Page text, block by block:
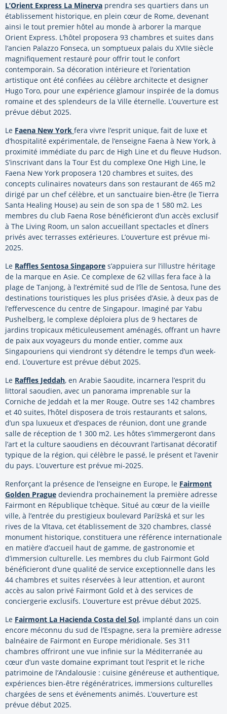
L’Orient Express La Minerva prendra ses quartiers dans un
établissement historique, en plein cœur de Rome, devenant
ainsi le tout premier hôtel au monde à arborer la marque
Orient Express. L’hôtel proposera 93 chambres et suites dans
l’ancien Palazzo Fonseca, un somptueux palais du XVIIe siècle
magnifiquement restauré pour offrir tout le confort
contemporain. Sa décoration intérieure et l’orientation
artistique ont été confiées au célèbre architecte et designer
Hugo Toro, pour une expérience glamour inspirée de la domus
romaine et des splendeurs de la Ville éternelle. L’ouverture est
prévue début 2025.
Le Faena New York fera vivre l’esprit unique, fait de luxe et
d’hospitalité expérimentale, de l’enseigne Faena à New York, à
proximité immédiate du parc de High Line et du fleuve Hudson.
S’inscrivant dans la Tour Est du complexe One High Line, le
Faena New York proposera 120 chambres et suites, des
concepts culinaires novateurs dans son restaurant de 465 m2
dirigé par un chef célèbre, et un sanctuaire bien-être (le Tierra
Santa Healing House) au sein de son spa de 1 580 m2. Les
membres du club Faena Rose bénéficieront d’un accès exclusif
à The Living Room, un salon accueillant spectacles et dîners
privés avec terrasses extérieures. L’ouverture est prévue mi-
2025.
Le Raffles Sentosa Singapore s’appuiera sur l’illustre héritage
de la marque en Asie. Ce complexe de 62 villas fera face à la
plage de Tanjong, à l’extrémité sud de l’île de Sentosa, l’une des
destinations touristiques les plus prisées d’Asie, à deux pas de
l’effervescence du centre de Singapour. Imaginé par Yabu
Pushelberg, le complexe déploiera plus de 9 hectares de
jardins tropicaux méticuleusement aménagés, offrant un havre
de paix aux voyageurs du monde entier, comme aux
Singapouriens qui viendront s’y détendre le temps d’un week-
end. L’ouverture est prévue début 2025.
Le Raffles Jeddah, en Arabie Saoudite, incarnera l’esprit du
littoral saoudien, avec un panorama imprenable sur la
Corniche de Jeddah et la mer Rouge. Outre ses 142 chambres
et 40 suites, l’hôtel disposera de trois restaurants et salons,
d’un spa luxueux et d’espaces de réunion, dont une grande
salle de réception de 1 300 m2. Les hôtes s’immergeront dans
l’art et la culture saoudiens en découvrant l’artisanat décoratif
typique de la région, qui célèbre le passé, le présent et l’avenir
du pays. L’ouverture est prévue mi-2025.
Renforçant la présence de l’enseigne en Europe, le Fairmont
Golden Prague deviendra prochainement la première adresse
Fairmont en République tchèque. Situé au cœur de la vieille
ville, à l’entrée du prestigieux boulevard Parížská et sur les
rives de la Vltava, cet établissement de 320 chambres, classé
monument historique, constituera une référence internationale
en matière d’accueil haut de gamme, de gastronomie et
d’immersion culturelle. Les membres du club Fairmont Gold
bénéficieront d’une qualité de service exceptionnelle dans les
44 chambres et suites réservées à leur attention, et auront
accès au salon privé Fairmont Gold et à des services de
conciergerie exclusifs. L’ouverture est prévue début 2025.
Le Fairmont La Hacienda Costa del Sol, implanté dans un coin
encore méconnu du sud de l’Espagne, sera la première adresse
balnéaire de Fairmont en Europe méridionale. Ses 311
chambres offriront une vue infinie sur la Méditerranée au
cœur d’un vaste domaine exprimant tout l’esprit et le riche
patrimoine de l’Andalousie : cuisine généreuse et authentique,
expériences bien-être régénératrices, immersions culturelles
chargées de sens et événements animés. L’ouverture est
prévue début 2025.